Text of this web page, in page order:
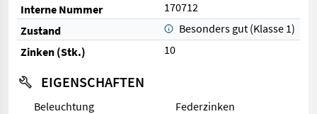
Interne Nummer
170712
Zustand
Besonders gut (Klasse 1)
Zinken (Stk.)
10
EIGENSCHAFTEN
Beleuchtung
Federzinken